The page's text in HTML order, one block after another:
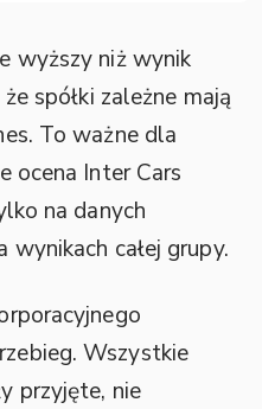
wyższy niż wynik
spółki zależne mają
To ważne dla
ocena Inter Cars
na danych
całej grupy.
Wszystkie
przyjęte, nie